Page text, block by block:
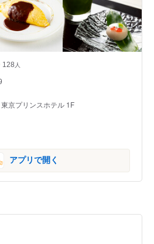
128 人
京プリンスホテル 1F
アプリで開く